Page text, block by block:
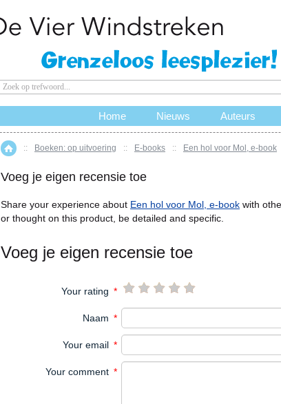
Home
:: Boeken: op uitvoering :: E-books :: Een hol voor Mol, e-book
Voeg je eigen recensie toe
Share your experience about Een hol voor Mol, e-book with
or thought on this product, be detailed and specific.
Voeg je eigen recensie toe
Your rating *
Naam *
Your email *
Your comment *
Home Nieuws Auteurs